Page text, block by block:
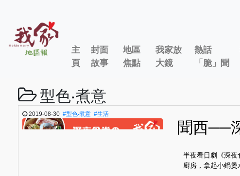
主
頁
封面
故事
地區
焦點
我家放
大鏡
熱話
「脆」聞
型色‧煮意
2019-08-30 #型色‧煮意 #生活
聞西──
半夜看日劇《深夜
廚房，拿起小鍋煲